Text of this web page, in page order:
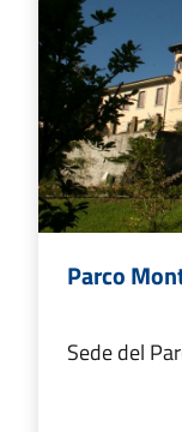
Parco
Sede del